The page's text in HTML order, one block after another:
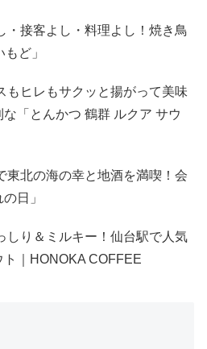
・接客よし・料理よし！焼き鳥
ど」
もヒレもサクッと揚がって美味
「とんかつ 鶴群 ルクア サウ
東北の海の幸と地酒を満喫！会
日」
しり＆ミルキー！仙台駅で人気
｜HONOKA COFFEE